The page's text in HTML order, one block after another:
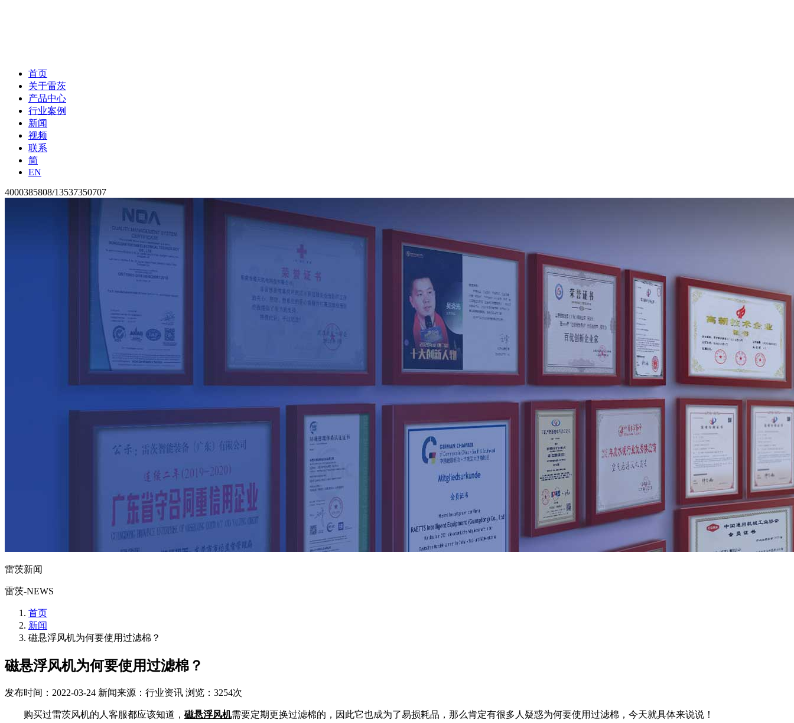
首页
关于雷茨
产品中心
行业案例
新闻
视频
联系
简
EN
4000385808/13537350707
雷茨新闻
雷茨-NEWS
首页
新闻
磁悬浮风机为何要使用过滤棉？
磁悬浮风机为何要使用过滤棉？
发布时间：2022-03-24 新闻来源：行业资讯 浏览：3254次
购买过雷茨风机的人客服都应该知道， 磁悬浮风机需要定期更换过滤棉的，因此它也成为了易损耗品，那么肯定有很多人疑惑为何要使用过滤棉，今天就具体来说说！